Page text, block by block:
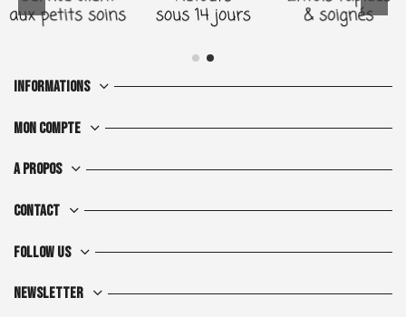
Informations
Mon compte
A propos
Contact
Follow us
Newsletter